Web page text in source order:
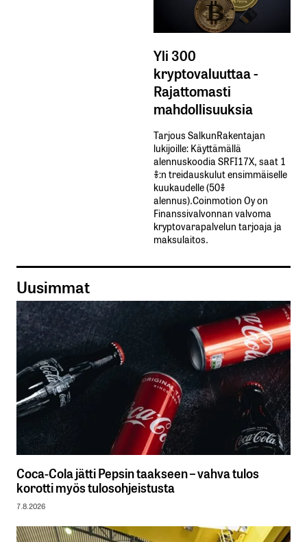
Yli 300
kryptovaluuttaa -
Rajattomasti
mahdollisuuksia
Tarjous SalkunRakentajan
lukijoille: Käyttämällä​ ​
alennuskoodia​ ​SRFI17X,​ ​saat​ ​1
%:n treidauskulut​ ​ensimmäiselle​ ​
kuukaudelle​ ​(50%​ ​
alennus).Coinmotion Oy on
Finanssivalvonnan valvoma
kryptovarapalvelun tarjoaja ja
maksulaitos.
Uusimmat
Coca-Cola jätti Pepsin taakseen – vahva tulos
korotti myös tulosohjeistusta
7.8.2026